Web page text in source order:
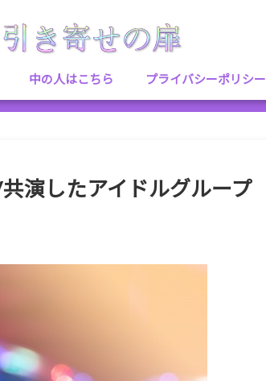
中の人はこちら プライバシーポリシー
演したアイドルグループ